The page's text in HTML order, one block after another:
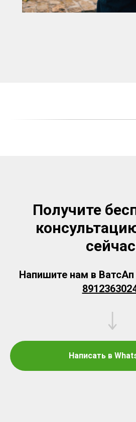
Получите
Напишите нам в ВатсАп
Написать в